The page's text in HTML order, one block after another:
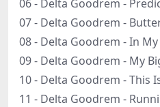
06 - Delta Goodrem -
07 - Delta Goodrem -
08 - Delta Goodrem - In
09 - Delta Goodrem - My
10 - Delta Goodrem - This
11 - Delta Goodrem -